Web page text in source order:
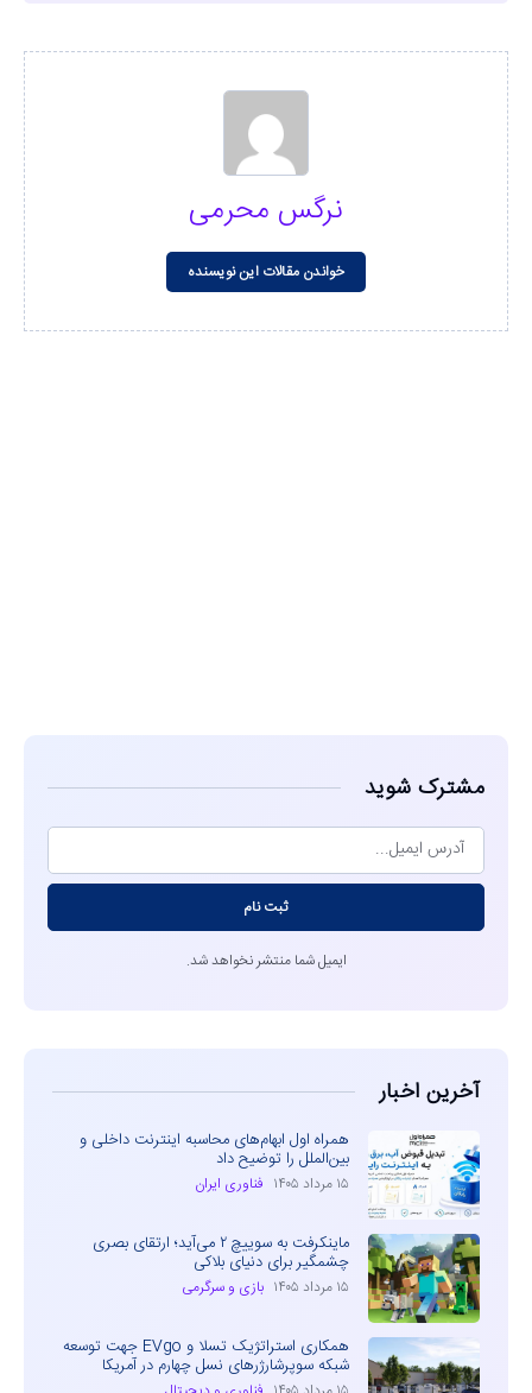
نرگس محرمی
خواندن مقالات این نویسنده
مشترک شوید
ثبت نام
ایمیل شما منتشر نخواهد شد.
آخرین اخبار
همراه اول ابهام‌های محاسبه اینترنت داخلی و
بین‌الملل را توضیح داد
۱۵ مرداد ۱۴۰۵ فناوری ایران
ماینکرفت به سوییچ ۲ می‌آید؛ ارتقای بصری
چشمگیر برای دنیای بلاکی
۱۵ مرداد ۱۴۰۵ بازی و سرگرمی
همکاری استراتژیک تسلا و EVgo جهت توسعه
شبکه سوپرشارژرهای نسل چهارم در آمریکا